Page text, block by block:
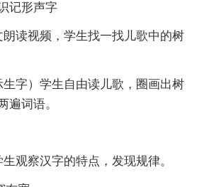
记形声字
读视频，学生找一找儿歌中的树
生字）学生自由读儿歌，圈画出树
遍词语。
生观察汉字的特点，发现规律。